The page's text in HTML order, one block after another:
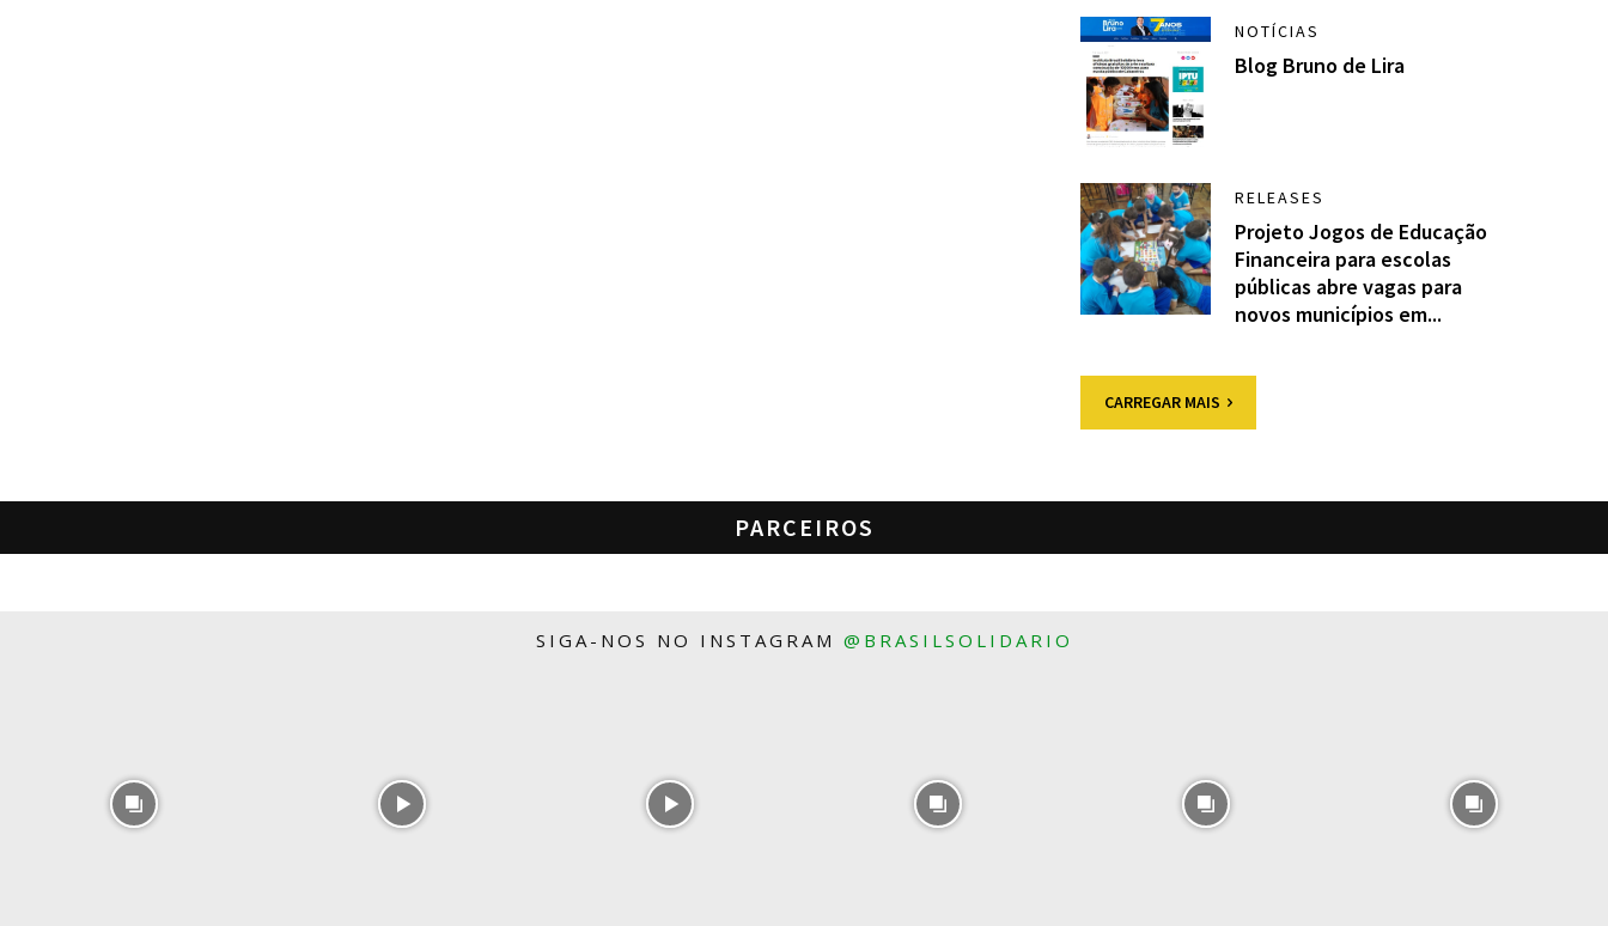
NOTÍCIAS
Blog Bruno de Lira
RELEASES
Projeto Jogos de Educação
Financeira para escolas
públicas abre vagas para
novos municípios em...
CARREGAR MAIS
PARCEIROS
SIGA-NOS NO INSTAGRAM @BRASILSOLIDARIO